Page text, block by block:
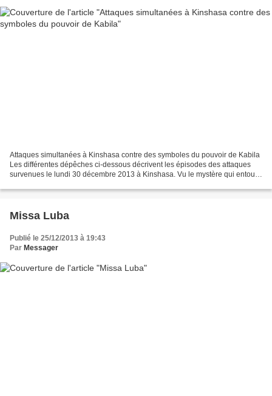
Attaques simultanées à Kinshasa contre des symboles du pouvoir de Kabila
Les différentes dépêches ci-dessous décrivent les épisodes des attaques
survenues le lundi 30 décembre 2013 à Kinshasa. Vu le mystère qui entoure
Missa Luba
Publié le 25/12/2013 à 19:43
Par Messager